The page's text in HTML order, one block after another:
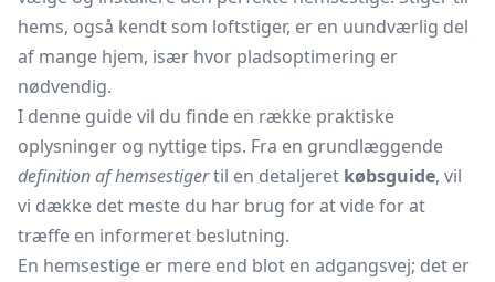
hems, også kendt som loftstiger, er en uundværlig del
af mange hjem, især hvor pladsoptimering er
nødvendig.
I denne guide vil du finde en række praktiske
oplysninger og nyttige tips. Fra en grundlæggende
definition af hemsestigertil en detaljeret købsguide, vil
vi dække det meste du har brug for at vide for at
træffe en informeret beslutning.
En hemsestige er mere end blot en adgangsvej; det er